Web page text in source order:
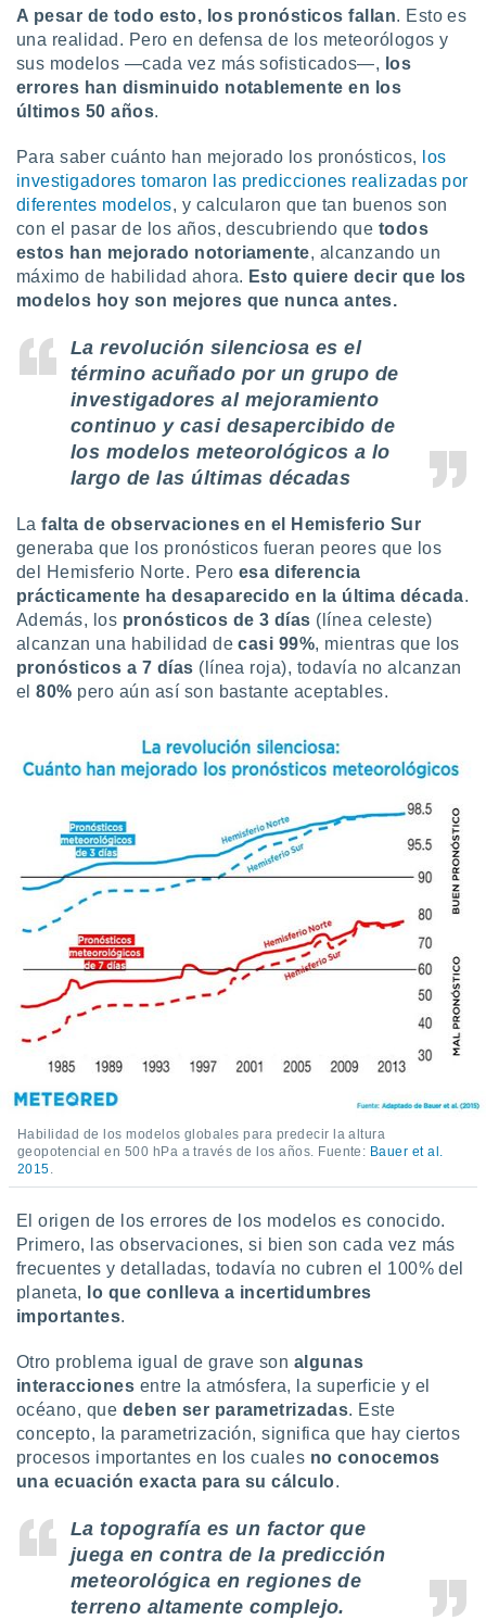
A pesar de todo esto, los pronósticos fallan. Esto es
una realidad. Pero en defensa de los meteorólogos y
sus modelos —cada vez más sofisticados—, los
errores han disminuido notablemente en los
últimos 50 años.
Para saber cuánto han mejorado los pronósticos,
los
investigadores tomaron las predicciones realizadas por
diferentes modelos, y calcularon que tan buenos son
con el pasar de los años, descubriendo que todos
estos han mejorado notoriamente, alcanzando un
máximo de habilidad ahora. Esto quiere decir que los
modelos hoy son mejores que nunca antes.
Larevolución silenciosaes el
término acuñado por un grupo de
investigadores al mejoramiento
continuo y casi desapercibido de
los modelos meteorológicos a lo
largo de las últimas décadas
Lafalta de observaciones en el Hemisferio Sur
generaba que los pronósticos fueran peores que los
del Hemisferio Norte. Pero esa diferencia
prácticamente ha desaparecido en la última década.
Además, los pronósticos de 3 días (línea celeste)
alcanzan una habilidad decasi 99%, mientras que los
pronósticos a 7 días (línea roja), todavía no alcanzan
el 80% pero aún así son bastante aceptables.
Habilidad de los modelos globales para predecir la altura
geopotencial en 500 hPa a través de los años. Fuente: Bauer et al.
2015.
El origen de los errores de los modelos es conocido.
Primero, las observaciones, si bien son cada vez más
frecuentes y detalladas, todavía no cubren el 100% del
planeta,
lo que conlleva a incertidumbres
importantes.
Otro problema igual de grave son algunas
interacciones entre la atmósfera, la superficie y el
océano, que deben ser parametrizadas. Este
concepto, la parametrización, significa que hay ciertos
procesos importantes en los cuales no conocemos
una ecuación exacta para su cálculo.
La topografía es un factor que
juega en contra de la predicción
meteorológica en regiones de
terreno altamente complejo.